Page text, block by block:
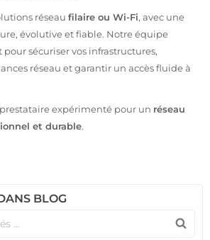
réseau filaire ou Wi-Fi, avec une
évolutive et fiable. Notre équipe
sécuriser vos infrastructures,
réseau et garantir un accès fluide à
expérimenté pour un réseau
et durable.
BLOG